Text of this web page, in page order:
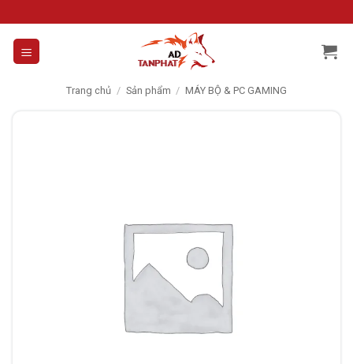
to
content
Trang chủ / Sản phẩm / MÁY BỘ & PC GAMING